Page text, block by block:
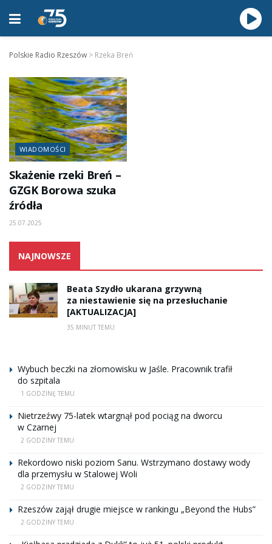
Polskie Radio Rzeszów > Rzeka Breń
WIADOMOŚCI
Skażenie rzeki Breń –
GZGK Borowa szuka
źródła
25.07.2025
NAJNOWSZE
Beata Szydło ukarana grzywną
za niestawienie się na przesłuchanie
[AKTUALIZACJA]
35 MINUT TEMU
Wybuch beczki na złomowisku w Jaśle. Pracownik trafił
do szpitala
1 GODZINĘ TEMU
Nietrzeźwy 75-latek wtargnął pod pociąg na dworcu
w Czarnej
2 GODZINY TEMU
Rekordowo niski poziom Sanu. Wstrzymano dostawy wody
dla przemysłu w Stalowej Woli
2 GODZINY TEMU
Rzeszów zajął drugie miejsce w rankingu „Beyond the Hubs”
2 GODZINY TEMU